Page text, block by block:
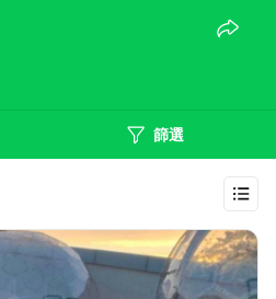
篩選